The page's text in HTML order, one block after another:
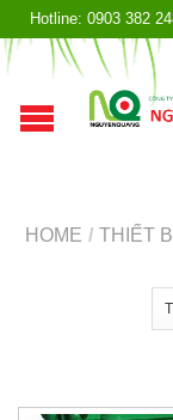
Hotline: 0903 382
HOME / THIẾT